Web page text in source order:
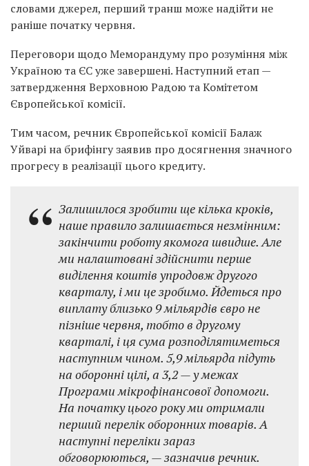
словами джерел, перший транш може надійти не
раніше початку червня.
Переговори щодо Меморандуму про розуміння між
Україною та ЄС уже завершені. Наступний етап —
затвердження Верховною Радою та Комітетом
Європейської комісії.
Тим часом, речник Європейської комісії Балаж
Уйварі на брифінгу заявив про досягнення значного
прогресу в реалізації цього кредиту.
Залишилося зробити ще кілька кроків,
наше правило залишається незмінним:
закінчити роботу якомога швидше. Але
ми налаштовані здійснити перше
виділення коштів упродовж другого
кварталу, і ми це зробимо. Йдеться про
виплату близько 9 мільярдів євро не
пізніше червня, тобто в другому
кварталі, і ця сума розподілятиметься
наступним чином. 5,9 мільярда підуть
на оборонні цілі, а 3,2 — у межах
Програми мікрофінансової допомоги.
На початку цього року ми отримали
перший перелік оборонних товарів. А
наступні переліки зараз
обговорюються, — зазначив речник.